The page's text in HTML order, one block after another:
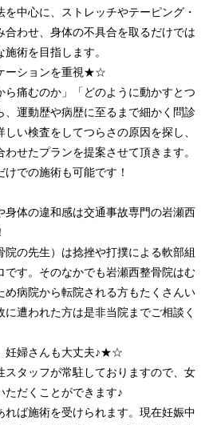
中心に、ストレッチやテーピング・
合わせ、身体の不具合を取るだけでは
術を目指します。
ーションを重視★☆
ら痛むのか」「どのように動かすとつ
、運動歴や病歴に至るまで細かく問診
い検査をしてつらさの原因を探し、
せたプランを提案させて頂きます。
での施術も可能です！
身体の違和感は交通事故専門の岩瀬西
院の先生）は捻挫や打撲による軟部組
です。そのなかでも岩瀬西整骨院はむ
め病院から転院される方もたくさんい
遭われた方は是非当院までご相談く
妊婦さんも大丈夫♪★☆
スタッフが常駐しておりますので、女
ただくことができます♪
れば施術を受けられます。現在妊娠中